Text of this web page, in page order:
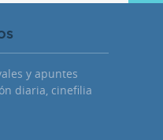
y apuntes
diaria, cinefilia